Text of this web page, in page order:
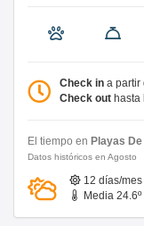
Check in a partir
Check out hasta
El tiempo en Playas
Datos históricos en Agosto
12 días/mes
Media 24.6º